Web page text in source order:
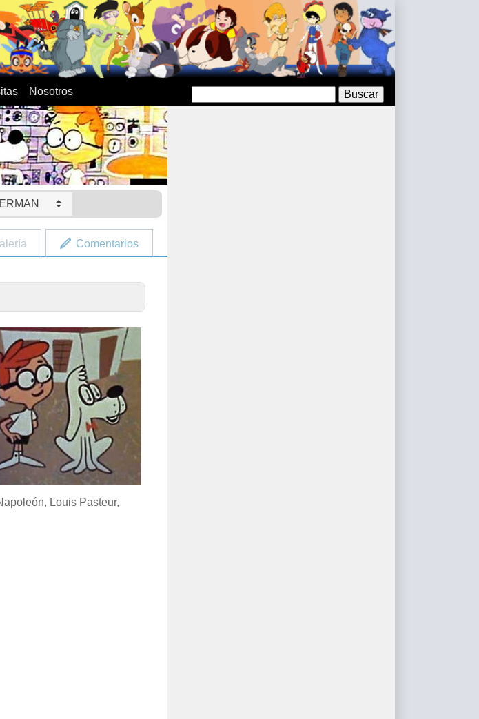
Nosotros
Comentarios
Louis Pasteur,